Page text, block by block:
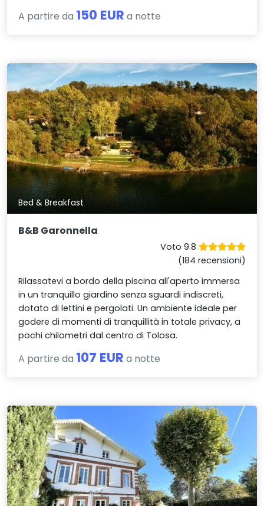
A partire da 150 EUR a notte
Bed & Breakfast
B&B Garonnella
Voto 9.8
(184 recensioni)
Rilassatevi a bordo della piscina all'aperto immersa
in un tranquillo giardino senza sguardi indiscreti,
dotato di lettini e pergolati. Un ambiente ideale per
godere di momenti di tranquillità in totale privacy, a
pochi chilometri dal centro di Tolosa.
A partire da 107 EUR a notte